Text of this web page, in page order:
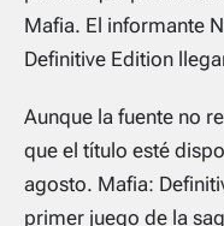
Mafia. El informante
Definitive Edition
Aunque la fuente no
que el título esté
agosto. Mafia:
primer juego de la